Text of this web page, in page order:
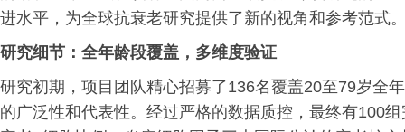
进水平，为全球抗衰老研究提供了新的视角和参考范式
研究细节：全年龄段覆盖，多维度验证
研究初期，项目团队精心招募了136名覆盖20至79岁全
的广泛性和代表性。经过严格的数据质控，最终有100